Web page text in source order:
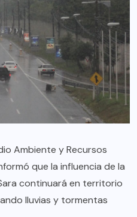
Ambiente y Recursos
que la influencia de la
continuará en territorio
lluvias y tormentas